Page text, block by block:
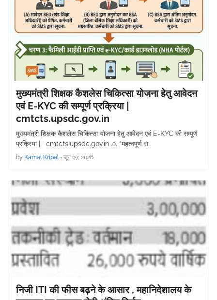
मुख्यमंत्री शिक्षक कैशलेस चिकित्सा योजना हेतु आवेदन
एवं E-KYC की सम्पूर्ण प्रक्रिया |
cmtcts.upsdc.gov.in
मुख्यमंत्री शिक्षक कैशलेस चिकित्सा योजना हेतु आवेदन एवं E-KYC की सम्पूर्ण
प्रक्रिया | cmtcts.upsdc.gov.in ⚠️ *महत्वपूर्ण स…
by Kamal Kripal • जून 07, 2026
निजी ITI की फीस बढ़ने के आसार , महानिदेशालय के